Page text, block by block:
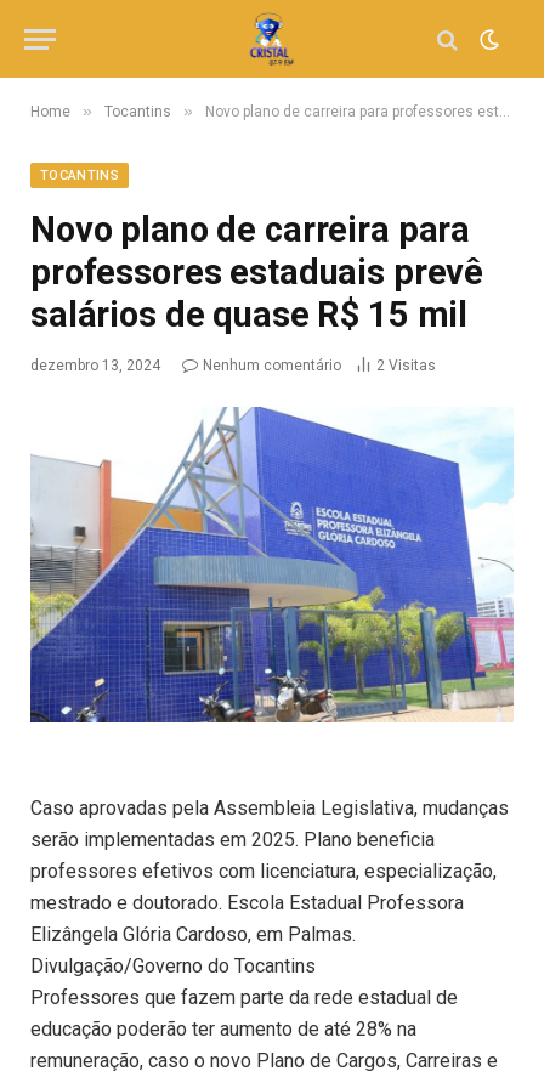
Home » Tocantins » Novo plano de carreira para professores estaduais prevê salários de quase R$ 15 mil
TOCANTINS
Novo plano de carreira para
professores estaduais prevê
salários de quase R$ 15 mil
dezembro 13, 2024 Nenhum comentário 2 Visitas
Caso aprovadas pela Assembleia Legislativa, mudanças
serão implementadas em 2025. Plano beneficia
professores efetivos com licenciatura, especialização,
mestrado e doutorado. Escola Estadual Professora
Elizângela Glória Cardoso, em Palmas.
Divulgação/Governo do Tocantins
Professores que fazem parte da rede estadual de
educação poderão ter aumento de até 28% na
remuneração, caso o novo Plano de Cargos, Carreiras e